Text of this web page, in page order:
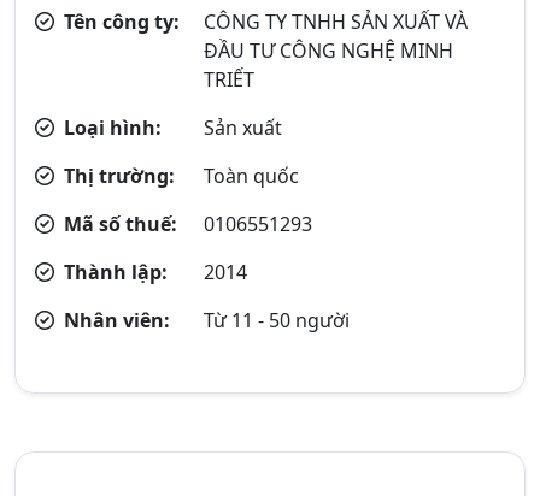
Tên công ty:
CÔNG TY TNHH SẢN XUẤT VÀ
ĐẦU TƯ CÔNG NGHỆ MINH
TRIẾT
Loại hình:
Sản xuất
Thị trường:
Toàn quốc
Mã số thuế:
0106551293
Thành lập:
2014
Nhân viên:
Từ 11 - 50 người